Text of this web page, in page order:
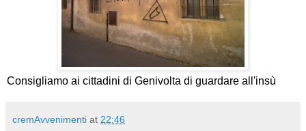
Consigliamo ai cittadini di Genivolta di guardare all'insù
cremAvvenimenti at 22:46